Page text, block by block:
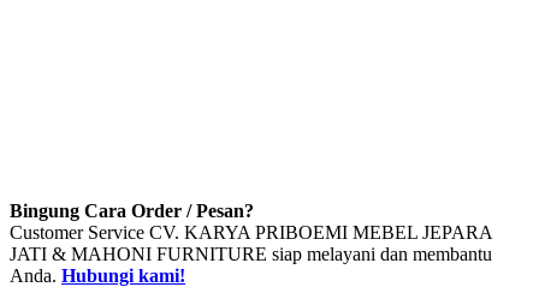
Bingung Cara Order / Pesan?
Customer Service CV. KARYA PRIBOEMI MEBEL JEPARA
JATI & MAHONI FURNITURE siap melayani dan membantu
Anda. Hubungi kami!